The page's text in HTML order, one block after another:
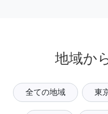
地域か
全ての地域 東